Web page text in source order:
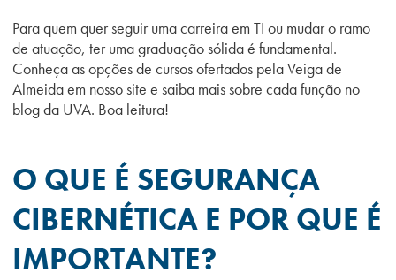
Para quem quer seguir uma carreira em TI ou mudar o ramo
de atuação, ter uma graduação sólida é fundamental.
Conheça as opções de cursos ofertados pela Veiga de
Almeida em nosso site e saiba mais sobre cada função no
blog da UVA. Boa leitura!
O QUE É SEGURANÇA
CIBERNÉTICA E POR QUE É
IMPORTANTE?